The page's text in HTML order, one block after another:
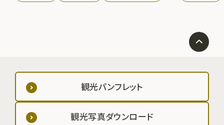
観光パンフレット
観光写真ダウンロード